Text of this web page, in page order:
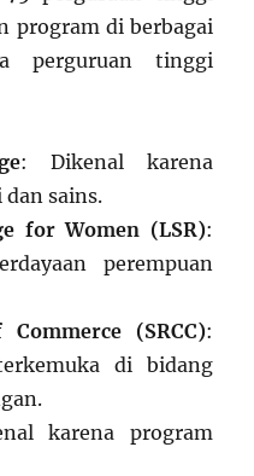
program di berbagai
perguruan tinggi
: Dikenal karena
sains.
for Women (LSR):
perempuan
(SRCC):
di bidang
karena program